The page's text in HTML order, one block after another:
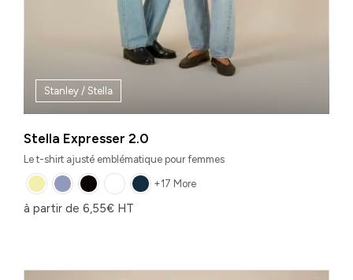
Stanley / Stella
Stella Expresser 2.0
Le t-shirt ajusté emblématique pour femmes
+17 More
à partir de 6,55€ HT